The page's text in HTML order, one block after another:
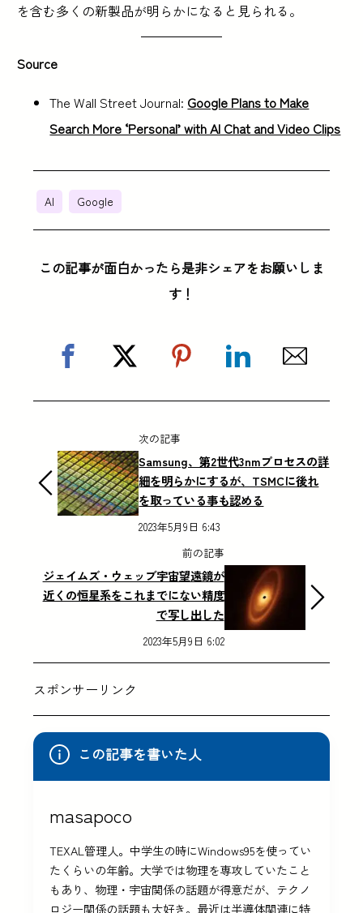
を含む多くの新製品が明らかになると見られる。
Source
The Wall Street Journal: Google Plans to Make
Search More ‘Personal’ with AI Chat and Video Clips
AI Google
この記事が面白かったら是非シェアをお願いしま
す！
次の記事
Samsung、第2世代3nmプロセスの詳
細を明らかにするが、TSMCに後れ
を取っている事も認める
2023年5月9日 6:43
前の記事
ジェイムズ・ウェッブ宇宙望遠鏡が
近くの恒星系をこれまでにない精度
で写し出した
2023年5月9日 6:02
スポンサーリンク
この記事を書いた人
masapoco
TEXAL管理人。中学生の時にWindows95を使ってい
たくらいの年齢。大学では物理を専攻していたこと
もあり、物理・宇宙関係の話題が得意だが、テクノ
ロジー関係の話題も大好き。最近は半導体関連に特